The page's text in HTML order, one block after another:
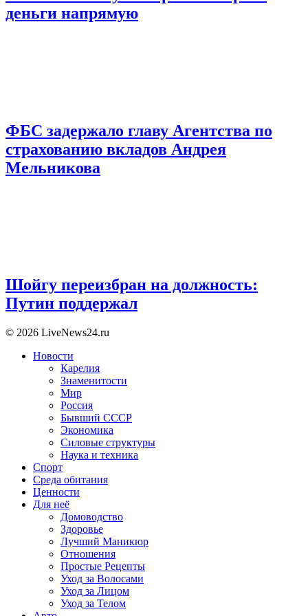
деньги напрямую
ФБС задержало главу Агентства по
страхованию вкладов Андрея
Мельникова
Шойгу переизбран на должность:
Путин поддержал
© 2026 LiveNews24.ru
Новости
Карелия
Знаменитости
Мир
Россия
Бывший СССР
Экономика
Силовые структуры
Наука и техника
Спорт
Среда обитания
Ценности
Для неё
Домоводство
Здоровье
Лучший Маникюр
Отношения
Простые Рецепты
Уход за Волосами
Уход за Лицом
Уход за Телом